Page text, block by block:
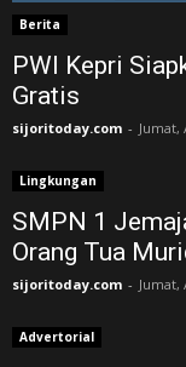
Berita
PWI Kepri
Gratis
sijoritoday.com - Jumat,
Lingkungan
SMPN 1
Orang Tua
sijoritoday.com - Jumat,
Advertorial